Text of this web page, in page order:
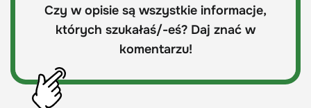
Czy w opisie są wszystkie informacje,
których szukałaś/-eś? Daj znać w
komentarzu!